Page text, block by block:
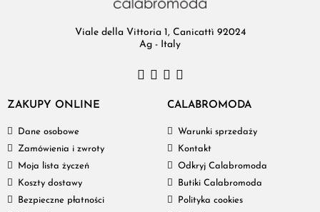
Viale della Vittoria 1, Canicattì 92024
Ag - Italy
ZAKUPY ONLINE
Dane osobowe
Zamówienia i zwroty
Moja lista życzeń
Koszty dostawy
Bezpieczne płatności
CALABROMODA
Warunki sprzedaży
Kontakt
Odkryj Calabromoda
Butiki Calabromoda
Polityka cookies